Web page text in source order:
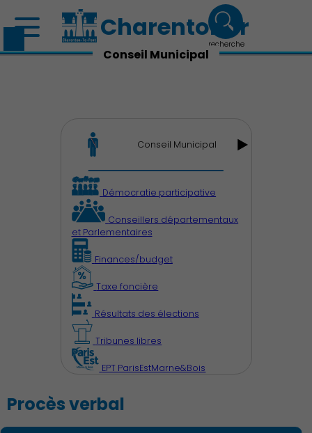
Charenton.fr
recherche
Conseil Municipal
Conseil Municipal
Démocratie participative
Conseillers départementaux
et Parlementaires
Finances/budget
Taxe foncière
Résultats des élections
Tribunes libres
EPT ParisEstMarne&Bois
Procès verbal